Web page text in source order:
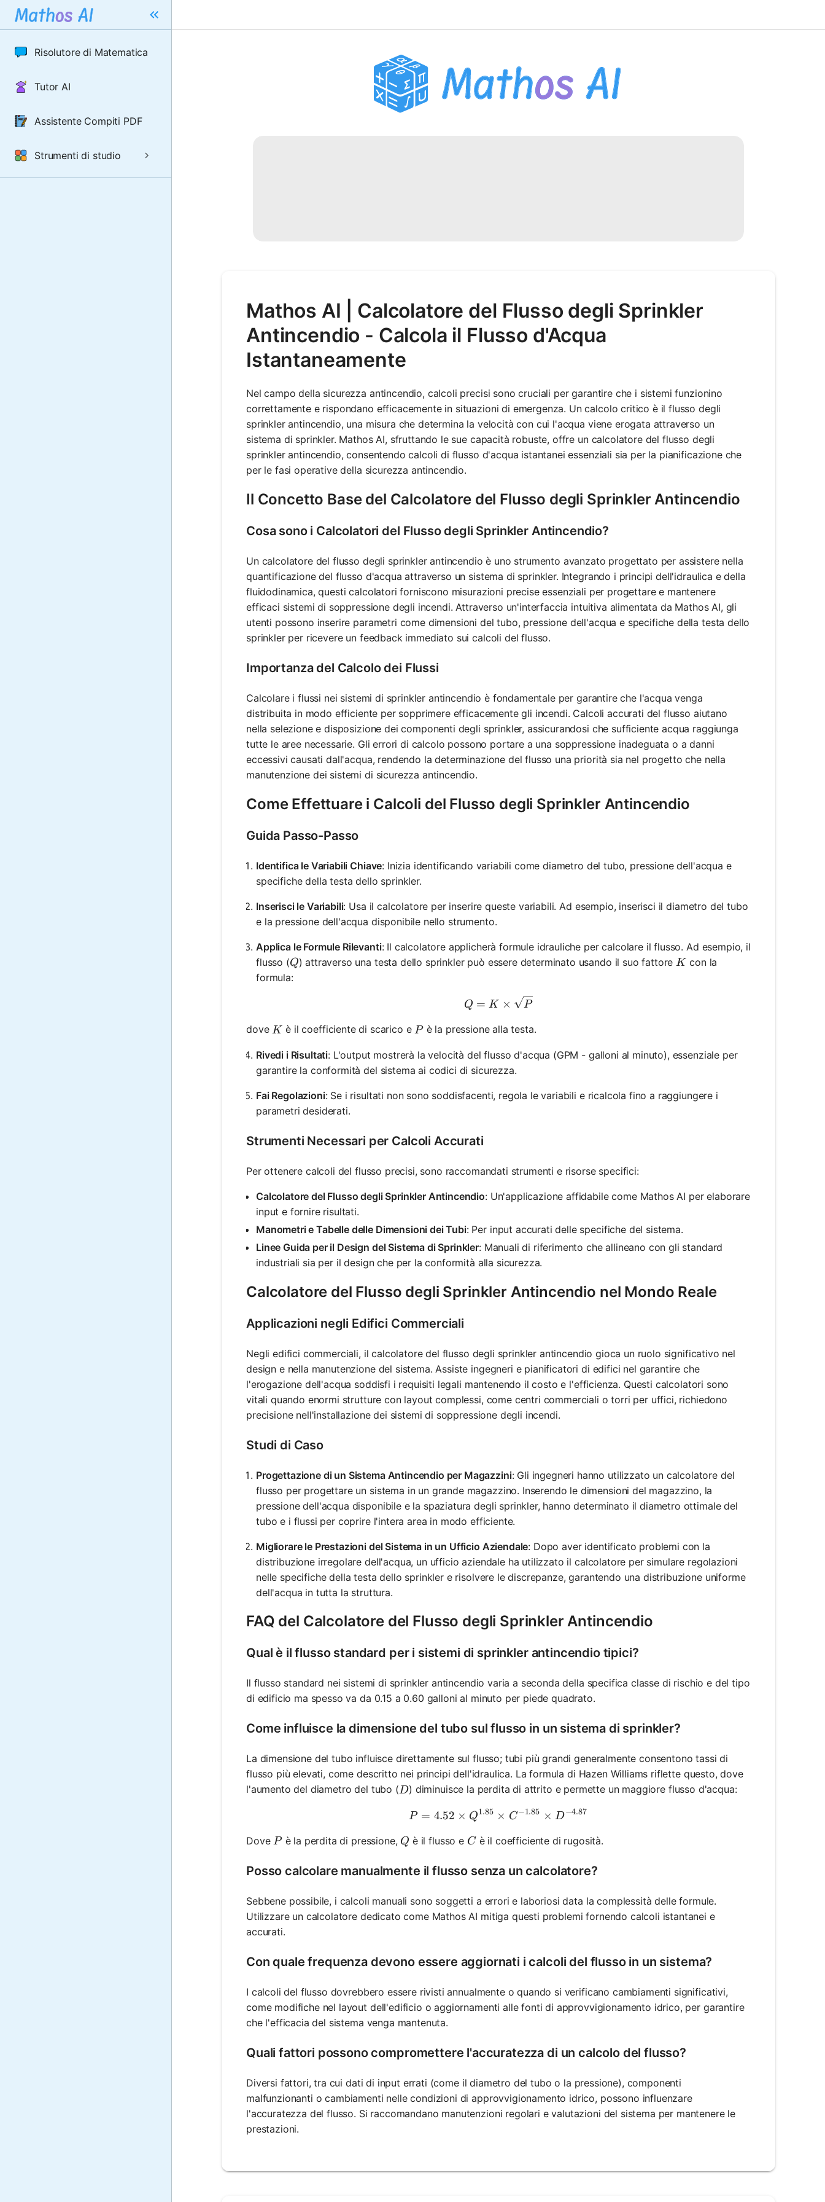
Risolutore di Matematica
Tutor AI
Assistente Compiti PDF
Strumenti di studio
Mathos AI | Calcolatore del Flusso degli Sprinkler
Antincendio - Calcola il Flusso d'Acqua
Istantaneamente
Nel campo della sicurezza antincendio, calcoli precisi sono cruciali per garantire che i sistemi funzionino
correttamente e rispondano efficacemente in situazioni di emergenza. Un calcolo critico è il flusso degli
sprinkler antincendio, una misura che determina la velocità con cui l'acqua viene erogata attraverso un
sistema di sprinkler. Mathos AI, sfruttando le sue capacità robuste, offre un calcolatore del flusso degli
sprinkler antincendio, consentendo calcoli di flusso d'acqua istantanei essenziali sia per la pianificazione che
per le fasi operative della sicurezza antincendio.
Il Concetto Base del Calcolatore del Flusso degli Sprinkler Antincendio
Cosa sono i Calcolatori del Flusso degli Sprinkler Antincendio?
Un calcolatore del flusso degli sprinkler antincendio è uno strumento avanzato progettato per assistere nella
quantificazione del flusso d'acqua attraverso un sistema di sprinkler. Integrando i principi dell'idraulica e della
fluidodinamica, questi calcolatori forniscono misurazioni precise essenziali per progettare e mantenere
efficaci sistemi di soppressione degli incendi. Attraverso un'interfaccia intuitiva alimentata da Mathos AI, gli
utenti possono inserire parametri come dimensioni del tubo, pressione dell'acqua e specifiche della testa dello
sprinkler per ricevere un feedback immediato sui calcoli del flusso.
Importanza del Calcolo dei Flussi
Calcolare i flussi nei sistemi di sprinkler antincendio è fondamentale per garantire che l'acqua venga
distribuita in modo efficiente per sopprimere efficacemente gli incendi. Calcoli accurati del flusso aiutano
nella selezione e disposizione dei componenti degli sprinkler, assicurandosi che sufficiente acqua raggiunga
tutte le aree necessarie. Gli errori di calcolo possono portare a una soppressione inadeguata o a danni
eccessivi causati dall'acqua, rendendo la determinazione del flusso una priorità sia nel progetto che nella
manutenzione dei sistemi di sicurezza antincendio.
Come Effettuare i Calcoli del Flusso degli Sprinkler Antincendio
Guida Passo-Passo
Identifica le Variabili Chiave: Inizia identificando variabili come diametro del tubo, pressione dell'acqua e
specifiche della testa dello sprinkler.
Inserisci le Variabili: Usa il calcolatore per inserire queste variabili. Ad esempio, inserisci il diametro del tubo
e la pressione dell'acqua disponibile nello strumento.
Applica le Formule Rilevanti: Il calcolatore applicherà formule idrauliche per calcolare il flusso. Ad esempio, il
flusso (Q
Q) attraverso una testa dello sprinkler può essere determinato usando il suo fattore K
K con la
formula:
Q = K \times \sqrt{P}
Q = K × P
dove K
K è il coefficiente di scarico e P
Pè la pressione alla testa.
Rivedi i Risultati: L'output mostrerà la velocità del flusso d'acqua (GPM - galloni al minuto), essenziale per
garantire la conformità del sistema ai codici di sicurezza.
Fai Regolazioni: Se i risultati non sono soddisfacenti, regola le variabili e ricalcola fino a raggiungere i
parametri desiderati.
Strumenti Necessari per Calcoli Accurati
Per ottenere calcoli del flusso precisi, sono raccomandati strumenti e risorse specifici:
Calcolatore del Flusso degli Sprinkler Antincendio: Un'applicazione affidabile come Mathos AI per elaborare
input e fornire risultati.
Manometri e Tabelle delle Dimensioni dei Tubi: Per input accurati delle specifiche del sistema.
Linee Guida per il Design del Sistema di Sprinkler: Manuali di riferimento che allineano con gli standard
industriali sia per il design che per la conformità alla sicurezza.
Calcolatore del Flusso degli Sprinkler Antincendio nel Mondo Reale
Applicazioni negli Edifici Commerciali
Negli edifici commerciali, il calcolatore del flusso degli sprinkler antincendio gioca un ruolo significativo nel
design e nella manutenzione del sistema. Assiste ingegneri e pianificatori di edifici nel garantire che
l'erogazione dell'acqua soddisfi i requisiti legali mantenendo il costo e l'efficienza. Questi calcolatori sono
vitali quando enormi strutture con layout complessi, come centri commerciali o torri per uffici, richiedono
precisione nell'installazione dei sistemi di soppressione degli incendi.
Studi di Caso
Progettazione di un Sistema Antincendio per Magazzini: Gli ingegneri hanno utilizzato un calcolatore del
flusso per progettare un sistema in un grande magazzino. Inserendo le dimensioni del magazzino, la
pressione dell'acqua disponibile e la spaziatura degli sprinkler, hanno determinato il diametro ottimale del
tubo e i flussi per coprire l'intera area in modo efficiente.
Migliorare le Prestazioni del Sistema in un Ufficio Aziendale: Dopo aver identificato problemi con la
distribuzione irregolare dell'acqua, un ufficio aziendale ha utilizzato il calcolatore per simulare regolazioni
nelle specifiche della testa dello sprinkler e risolvere le discrepanze, garantendo una distribuzione uniforme
dell'acqua in tutta la struttura.
FAQ del Calcolatore del Flusso degli Sprinkler Antincendio
Qual è il flusso standard per i sistemi di sprinkler antincendio tipici?
Il flusso standard nei sistemi di sprinkler antincendio varia a seconda della specifica classe di rischio e del tipo
di edificio ma spesso va da 0.15 a 0.60 galloni al minuto per piede quadrato.
Come influisce la dimensione del tubo sul flusso in un sistema di sprinkler?
La dimensione del tubo influisce direttamente sul flusso; tubi più grandi generalmente consentono tassi di
flusso più elevati, come descritto nei principi dell'idraulica. La formula di Hazen Williams riflette questo, dove
l'aumento del diametro del tubo (D
D) diminuisce la perdita di attrito e permette un maggiore flusso d'acqua:
P = 4.52 \times Q^{1.85} \times C^{-1.85} \times D^{-4.87}
P = 4.52 × Q1.85 × C−1.85 × D−4.87
Dove P
Pè la perdita di pressione, Q
Q è il flusso e C
Cè il coefficiente di rugosità.
Posso calcolare manualmente il flusso senza un calcolatore?
Sebbene possibile, i calcoli manuali sono soggetti a errori e laboriosi data la complessità delle formule.
Utilizzare un calcolatore dedicato come Mathos AI mitiga questi problemi fornendo calcoli istantanei e
accurati.
Con quale frequenza devono essere aggiornati i calcoli del flusso in un sistema?
I calcoli del flusso dovrebbero essere rivisti annualmente o quando si verificano cambiamenti significativi,
come modifiche nel layout dell'edificio o aggiornamenti alle fonti di approvvigionamento idrico, per garantire
che l'efficacia del sistema venga mantenuta.
Quali fattori possono compromettere l'accuratezza di un calcolo del flusso?
Diversi fattori, tra cui dati di input errati (come il diametro del tubo o la pressione), componenti
malfunzionanti o cambiamenti nelle condizioni di approvvigionamento idrico, possono influenzare
l'accuratezza del flusso. Si raccomandano manutenzioni regolari e valutazioni del sistema per mantenere le
prestazioni.